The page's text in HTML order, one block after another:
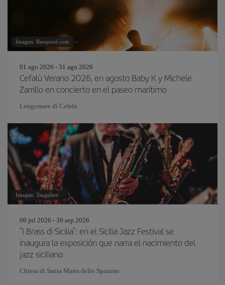
Imagen: Rawpixel.com
01 ago 2026 - 31 ago 2026
Cefalù Verano 2026, en agosto Baby K y Michele
Zarrillo en concierto en el paseo marítimo
Lungomare di Cefalù
Imagen: Tsuguliev
06 jul 2026 - 30 sep 2026
"I Brass di Sicilia": en el Sicilia Jazz Festival se
inaugura la exposición que narra el nacimiento del
jazz siciliano
Chiesa di Santa Maria dello Spasimo